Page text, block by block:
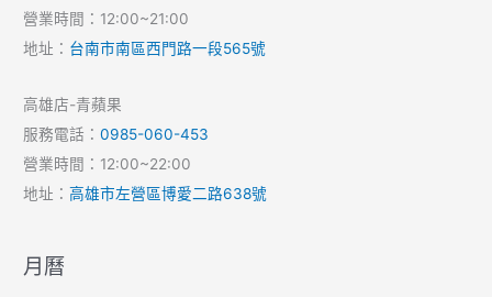
營業時間：12:00~21:00
地址： 台南市南區西門路一段565號
高雄店-青蘋果
服務電話：0985-060-453
營業時間：12:00~22:00
地址：高雄市左營區博愛二路638號
月曆